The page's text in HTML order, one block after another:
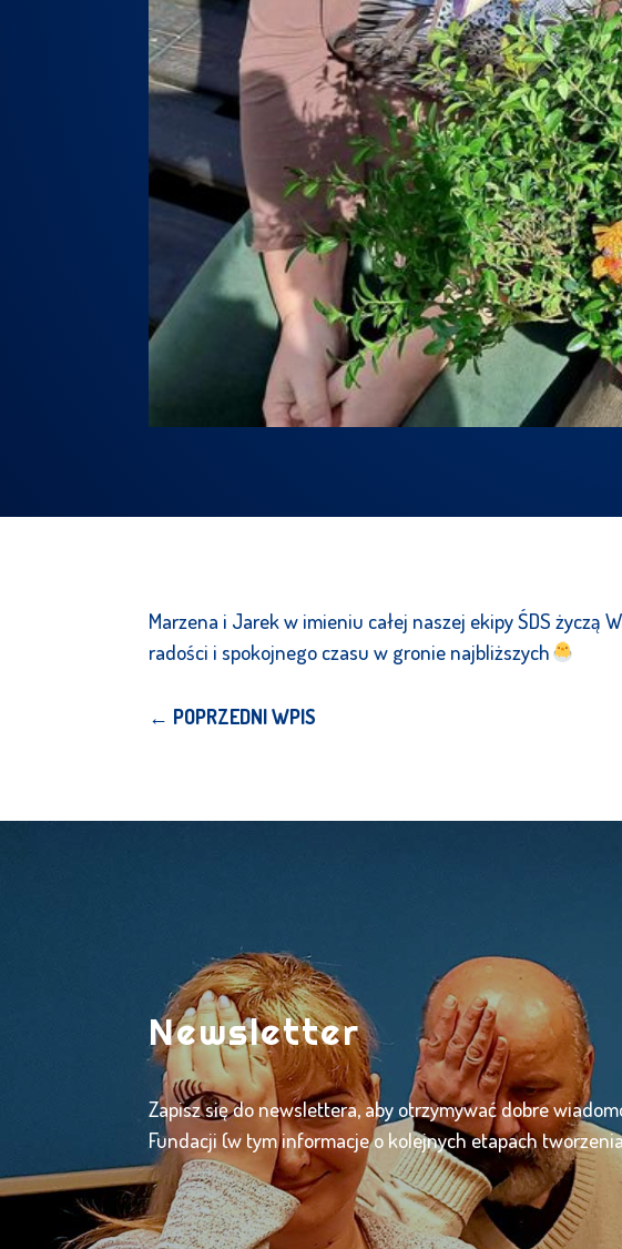
Marzena i Jarek w imieniu całej naszej ekipy ŚDS życzą
radości i spokojnego czasu w gronie najbliższych
← POPRZEDNI WPIS
Newsletter
Zapisz się do newslettera, aby otrzymywać dobre
Fundacji (w tym informacje o kolejnych etapach